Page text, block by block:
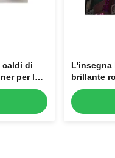
caldi di
per la
L'insegna
brillante